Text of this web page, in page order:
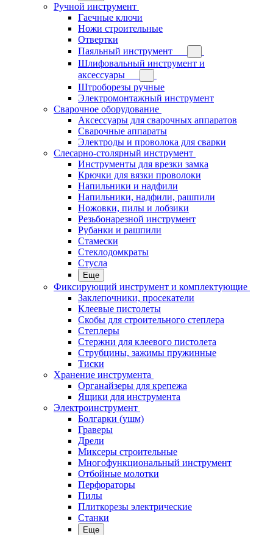
Ручной инструмент
Гаечные ключи
Ножи строительные
Отвертки
Паяльный инструмент
Шлифовальный инструмент и
аксессуары
Штроборезы ручные
Электромонтажный инструмент
Сварочное оборудование
Аксессуары для сварочных аппаратов
Сварочные аппараты
Электроды и проволока для сварки
Слесарно-столярный инструмент
Инструменты для врезки замка
Крючки для вязки проволоки
Напильники и надфили
Напильники, надфили, рашпили
Ножовки, пилы и лобзики
Резьбонарезной инструмент
Рубанки и рашпили
Стамески
Стеклодомкраты
Стусла
Еще
Фиксирующий инструмент и комплектующие
Заклепочники, просекатели
Клеевые пистолеты
Скобы для строительного степлера
Степлеры
Стержни для клеевого пистолета
Струбцины, зажимы пружинные
Тиски
Хранение инструмента
Органайзеры для крепежа
Ящики для инструмента
Электроинструмент
Болгарки (ушм)
Граверы
Дрели
Миксеры строительные
Многофункциональный инструмент
Отбойные молотки
Перфораторы
Пилы
Плиткорезы электрические
Станки
Еще